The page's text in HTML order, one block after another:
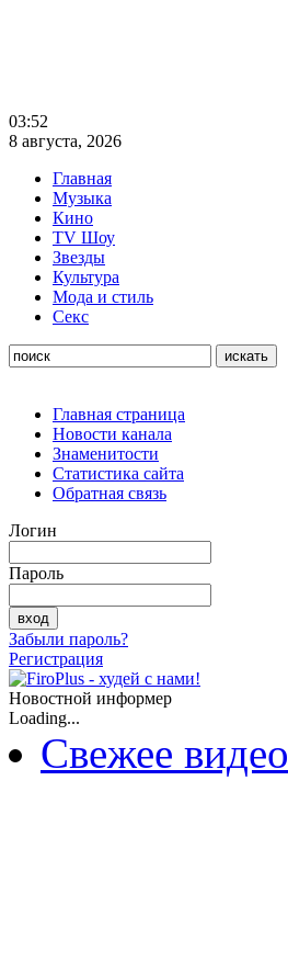
03:52
8 августа, 2026
Главная
Музыка
Кино
TV Шоу
Звезды
Культура
Мода и стиль
Секс
Главная страница
Новости канала
Знаменитости
Статистика сайта
Обратная связь
Логин
Пароль
Забыли пароль?
Регистрация
Новостной информер
Loading...
Свежее видео